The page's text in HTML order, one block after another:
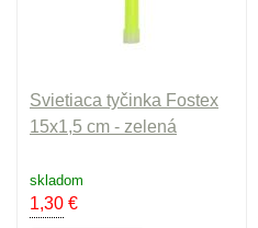
Svietiaca tyčinka Fostex
15x1,5 cm - zelená
skladom
1,30 €